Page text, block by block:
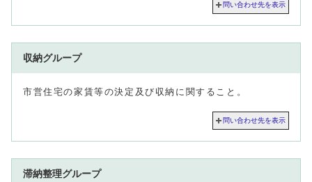
問い合わせ先を表示
収納グループ
市営住宅の家賃等の決定及び収納に関すること。
問い合わせ先を表示
滞納整理グループ